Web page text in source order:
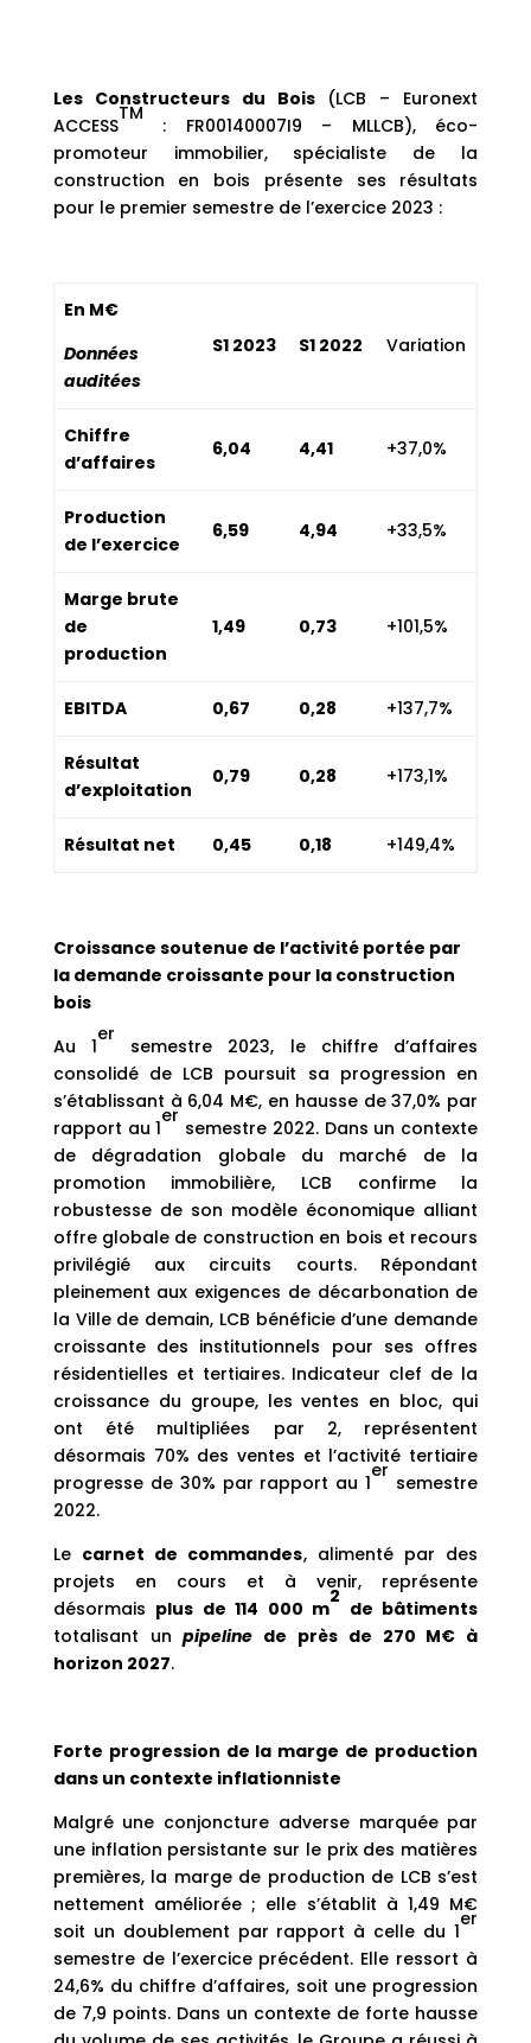
Les Constructeurs du Bois (LCB – Euronext
ACCESS
TM
: FR00140007I9 – MLLCB), éco-
promoteur immobilier, spécialiste de la
construction en bois présente ses résultats
pour le premier semestre de l’exercice 2023 :
En M€
Données
auditées
S1 2023 S1 2022 Variation
Chiffre
d’affaires
6,04 4,41 +37,0%
Production
de l’exercice
6,59 4,94 +33,5%
Marge brute
de
production
1,49 0,73 +101,5%
EBITDA 0,67 0,28 +137,7%
Résultat
d’exploitation
0,79 0,28 +173,1%
Résultat net 0,45 0,18 +149,4%
Croissance soutenue de l’activité portée par
la demande croissante pour la construction
bois
Au 1
er
semestre 2023, le chiffre d’affaires
consolidé de LCB poursuit sa progression en
s’établissant à 6,04 M€, en hausse de 37,0% par
rapport au 1
er
semestre 2022. Dans un contexte
de dégradation globale du marché de la
promotion immobilière, LCB confirme la
robustesse de son modèle économique alliant
offre globale de construction en bois et recours
privilégié aux circuits courts. Répondant
pleinement aux exigences de décarbonation de
la Ville de demain, LCB bénéficie d’une demande
croissante des institutionnels pour ses offres
résidentielles et tertiaires. Indicateur clef de la
croissance du groupe, les ventes en bloc, qui
ont été multipliées par 2, représentent
désormais 70% des ventes et l’activité tertiaire
progresse de 30% par rapport au 1
er
semestre
2022.
Le carnet de commandes, alimenté par des
projets en cours et à venir, représente
désormais plus de 114 000 m
2
de bâtiments
totalisant unpipeline de près de 270 M€ à
horizon 2027.
Forte progression de la marge de production
dans un contexte inflationniste
Malgré une conjoncture adverse marquée par
une inflation persistante sur le prix des matières
premières, la marge de production de LCB s’est
nettement améliorée ; elle s’établit à 1,49 M€
soit un doublement par rapport à celle du 1
er
semestre de l’exercice précédent. Elle ressort à
24,6% du chiffre d’affaires, soit une progression
de 7,9 points. Dans un contexte de forte hausse